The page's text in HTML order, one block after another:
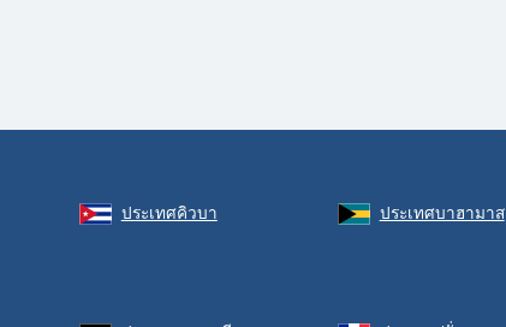
ประเทศคิวบา
ประเทศบาฮามาส